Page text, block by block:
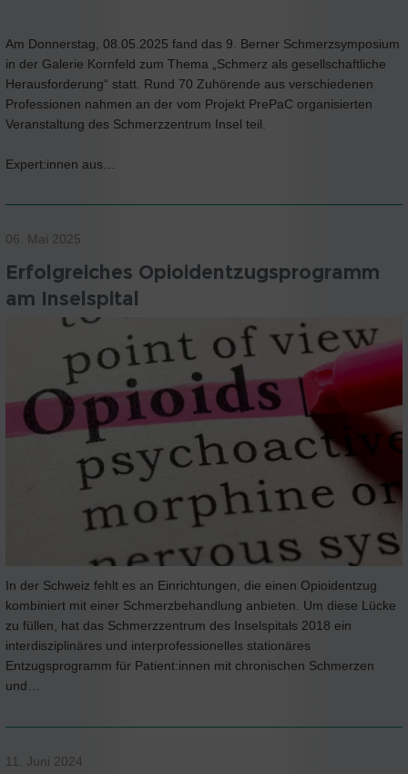
Am Donnerstag, 08.05.2025 fand das 9. Berner Schmerzsymposium
in der Galerie Kornfeld zum Thema „Schmerz als gesellschaftliche
Herausforderung“ statt. Rund 70 Zuhörende aus verschiedenen
Professionen nahmen an der vom Projekt PrePaC organisierten
Veranstaltung des Schmerzzentrum Insel teil.
Expert:innen aus…
06. Mai 2025
Erfolgreiches Opioidentzugsprogramm
am Inselspital
In der Schweiz fehlt es an Einrichtungen, die einen Opioidentzug
kombiniert mit einer Schmerzbehandlung anbieten. Um diese Lücke
zu füllen, hat das Schmerzzentrum des Inselspitals 2018 ein
interdisziplinäres und interprofessionelles stationäres
Entzugsprogramm für Patient:innen mit chronischen Schmerzen
und…
11. Juni 2024